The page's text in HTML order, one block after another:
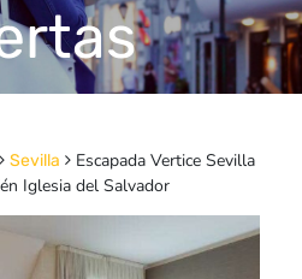
Sevilla
Escapada Vertice Sevilla
Iglesia del Salvador